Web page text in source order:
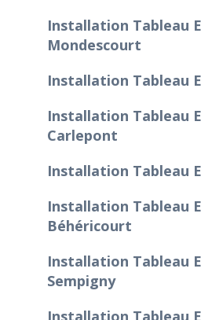
Installation Tableau
Mondescourt
Installation Tableau
Installation Tableau
Carlepont
Installation Tableau
Installation Tableau
Béhéricourt
Installation Tableau
Sempigny
Installation Tableau